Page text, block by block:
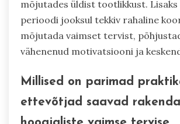
mõjutades üldist tootlikkust. Lisaks
perioodi jooksul tekkiv rahaline
mõjutada vaimset tervist,
vähenenud motivatsiooni ja
Millised on parimad
ettevõtjad saavad